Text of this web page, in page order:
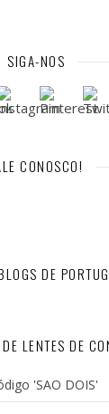
SIGA-NOS
CONOSCO!
DE
LENTES DE
'SAO DOIS'